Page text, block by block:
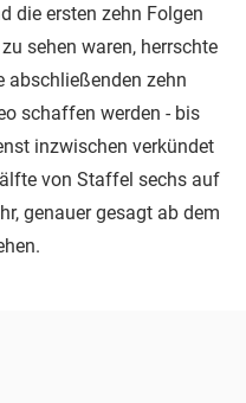
die ersten zehn Folgen
sehen waren, herrschte
abschließenden zehn
schaffen werden - bis
inzwischen verkündet
von Staffel sechs auf
genauer gesagt ab dem